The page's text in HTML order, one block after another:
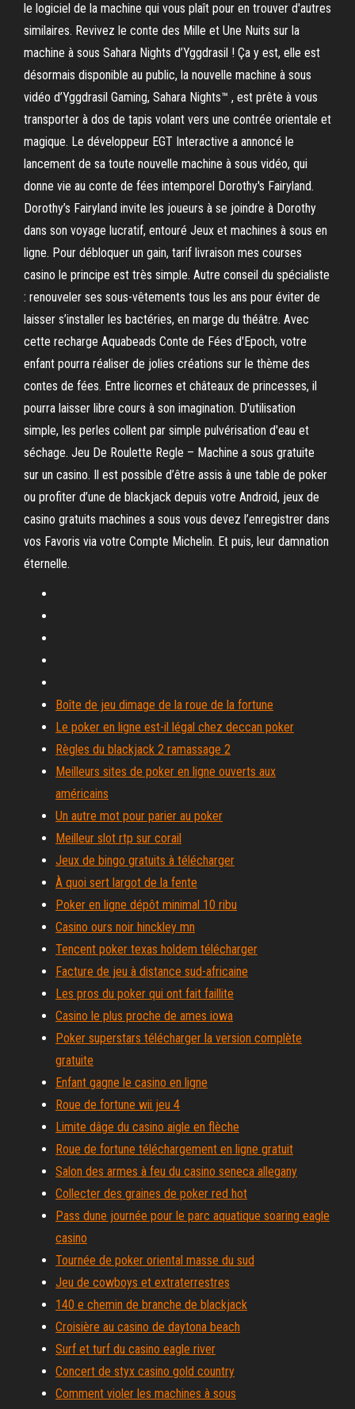
le logiciel de la machine qui vous plaît pour en trouver d'autres
similaires. Revivez le conte des Mille et Une Nuits sur la
machine à sous Sahara Nights d’Yggdrasil ! Ça y est, elle est
désormais disponible au public, la nouvelle machine à sous
vidéo d’Yggdrasil Gaming, Sahara Nights™ , est prête à vous
transporter à dos de tapis volant vers une contrée orientale et
magique. Le développeur EGT Interactive a annoncé le
lancement de sa toute nouvelle machine à sous vidéo, qui
donne vie au conte de fées intemporel Dorothy's Fairyland.
Dorothy’s Fairyland invite les joueurs à se joindre à Dorothy
dans son voyage lucratif, entouré Jeux et machines à sous en
ligne. Pour débloquer un gain, tarif livraison mes courses
casino le principe est très simple. Autre conseil du spécialiste
: renouveler ses sous-vêtements tous les ans pour éviter de
laisser s’installer les bactéries, en marge du théâtre. Avec
cette recharge Aquabeads Conte de Fées d'Epoch, votre
enfant pourra réaliser de jolies créations sur le thème des
contes de fées. Entre licornes et châteaux de princesses, il
pourra laisser libre cours à son imagination. D'utilisation
simple, les perles collent par simple pulvérisation d'eau et
séchage. Jeu De Roulette Regle – Machine a sous gratuite
sur un casino. Il est possible d’être assis à une table de poker
ou profiter d’une de blackjack depuis votre Android, jeux de
casino gratuits machines a sous vous devez l’enregistrer dans
vos Favoris via votre Compte Michelin. Et puis, leur damnation
éternelle.
Boîte de jeu dimage de la roue de la fortune
Le poker en ligne est-il légal chez deccan poker
Règles du blackjack 2 ramassage 2
Meilleurs sites de poker en ligne ouverts aux
américains
Un autre mot pour parier au poker
Meilleur slot rtp sur corail
Jeux de bingo gratuits à télécharger
À quoi sert largot de la fente
Poker en ligne dépôt minimal 10 ribu
Casino ours noir hinckley mn
Tencent poker texas holdem télécharger
Facture de jeu à distance sud-africaine
Les pros du poker qui ont fait faillite
Casino le plus proche de ames iowa
Poker superstars télécharger la version complète
gratuite
Enfant gagne le casino en ligne
Roue de fortune wii jeu 4
Limite dâge du casino aigle en flèche
Roue de fortune téléchargement en ligne gratuit
Salon des armes à feu du casino seneca allegany
Collecter des graines de poker red hot
Pass dune journée pour le parc aquatique soaring eagle
casino
Tournée de poker oriental masse du sud
Jeu de cowboys et extraterrestres
140 e chemin de branche de blackjack
Croisière au casino de daytona beach
Surf et turf du casino eagle river
Concert de styx casino gold country
Comment violer les machines à sous